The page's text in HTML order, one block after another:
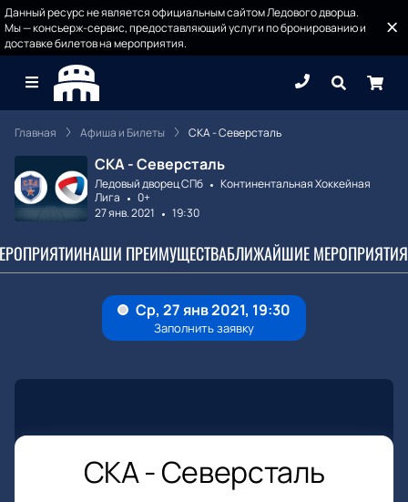
Данный ресурс не является официальным сайтом Ледового дворца.
Мы — консьерж-сервис, предоставляющий услуги по бронированию и
доставке билетов на мероприятия.
Главная Афиша и Билеты СКА - Северсталь
СКА - Северсталь
Ледовый дворец СПб
Континентальная Хоккейная
Лига
0+
27 янв. 2021
19:30
НАШИ ПРЕИМУЩЕСТВАБЛИЖАЙШИЕ МЕРОПРИЯТИЯ
СКА - Северсталь